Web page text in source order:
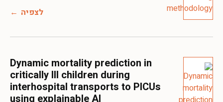
לצפיה
Dynamic mortality prediction in
critically Ill children during
interhospital transports to PICUs
using explainable AI